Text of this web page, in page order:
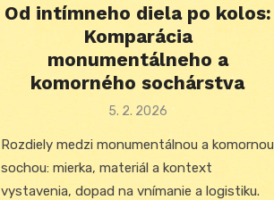
Od intímneho diela po kolos:
Komparácia
monumentálneho a
komorného sochárstva
Posted
5. 2. 2026
Rozdiely medzi monumentálnou a komornou
sochou: mierka, materiál a kontext
vystavenia, dopad na vnímanie a logistiku.